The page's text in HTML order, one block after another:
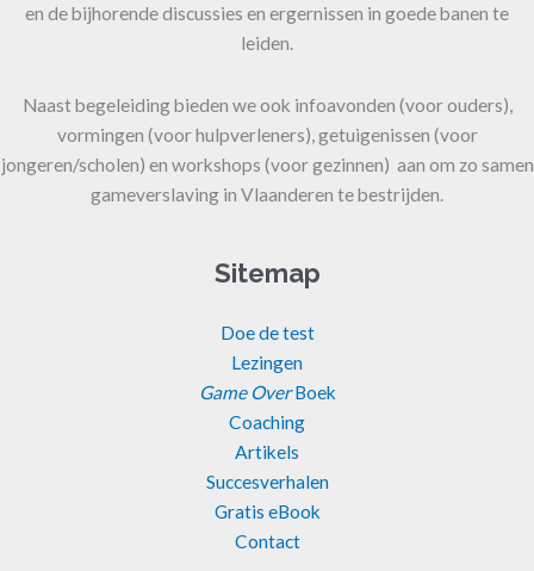
en de bijhorende discussies en ergernissen in goede banen te
leiden.
Naast begeleiding bieden we ook infoavonden (voor ouders),
vormingen (voor hulpverleners), getuigenissen (voor
jongeren/scholen) en workshops (voor gezinnen) aan om zo samen
gameverslaving in Vlaanderen te bestrijden.
Sitemap
Doe de test
Lezingen
Game OverBoek
Coaching
Artikels
Succesverhalen
Gratis eBook
Contact